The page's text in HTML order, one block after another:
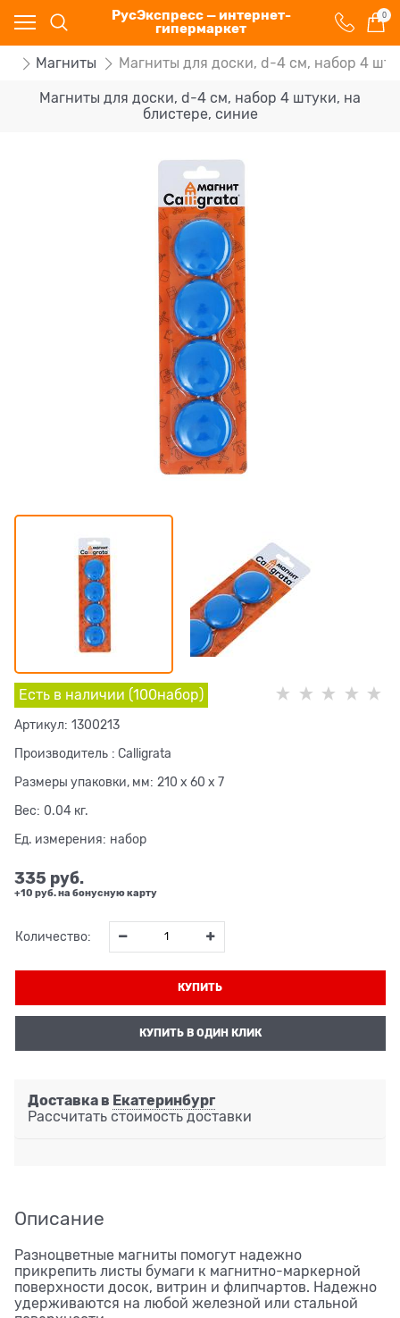
РусЭкспресс — интернет-
гипермаркет
0
Магниты Магниты для доски, d-4 см, набор 4
Магниты для доски, d-4 см, набор 4 штуки, на
блистере, синие
Есть в наличии (100набор)
Артикул: 1300213
Производитель : Calligrata
Размеры упаковки, мм: 210 x 60 x 7
Вес: 0.04 кг.
Ед. измерения: набор
335 руб.
+10 руб. на бонусную карту
Количество:
КУПИТЬ
КУПИТЬ В ОДИН КЛИК
Доставка в Екатеринбург
Рассчитать стоимость доставки
Описание
Разноцветные магниты помогут надежно
прикрепить листы бумаги к магнитно-маркерной
поверхности досок, витрин и флипчартов. Надежно
удерживаются на любой железной или стальной